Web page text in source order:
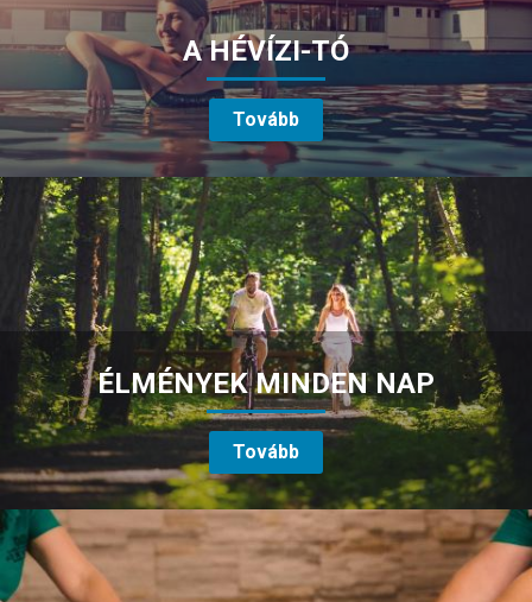
A HÉVÍZI-TÓ
Tovább
ÉLMÉNYEK MINDEN NAP
Tovább